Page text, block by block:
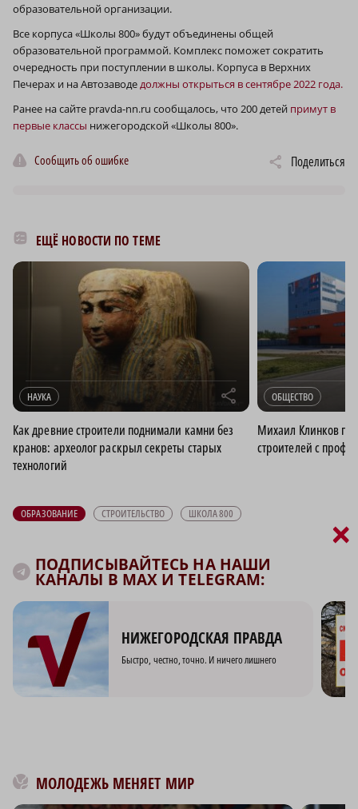
образовательной организации.
Все корпуса «Школы 800» будут объединены общей
образовательной программой. Комплекс поможет сократить
очередность при поступлении в школы. Корпуса в Верхних
Печерах и на Автозаводедолжны открыться в сентябре 2022 года.
Ранее на сайте pravda-nn.ru сообщалось, что 200 детей примут в
первые классы нижегородской «Школы 800».
Сообщить об ошибке Поделиться
ЕЩЁ НОВОСТИ ПО ТЕМЕ
НАУКА r
Как древние строители поднимали камни без
кранов: археолог раскрыл секреты старых
технологий
ОБЩЕСТВО
Михаил Клинков
строителей с
ОБРАЗОВАНИЕ СТРОИТЕЛЬСТВО ШКОЛА 800
ПОДПИСЫВАЙТЕСЬ НА НАШИ
КАНАЛЫ В MAX И TELEGRAM:
НИЖЕГОРОДСКАЯ ПРАВДА
Быстро, честно, точно. И ничего лишнего
МОЛОДЕЖЬ МЕНЯЕТ МИР
×